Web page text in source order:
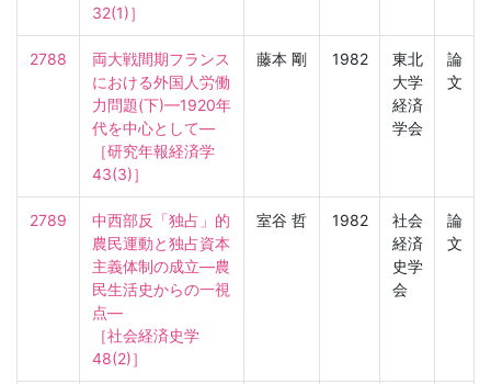
32(1)］
2788
両大戦間期フランス
における外国人労働
力問題(下)—1920年
代を中心として—
［研究年報経済学
43(3)］
藤本 剛 1982
東北
大学
経済
学会
論
文
2789
中西部反「独占」的
農民運動と独占資本
主義体制の成立—農
民生活史からの一視
点—
［社会経済史学
48(2)］
室谷 哲 1982
社会
経済
史学
会
論
文